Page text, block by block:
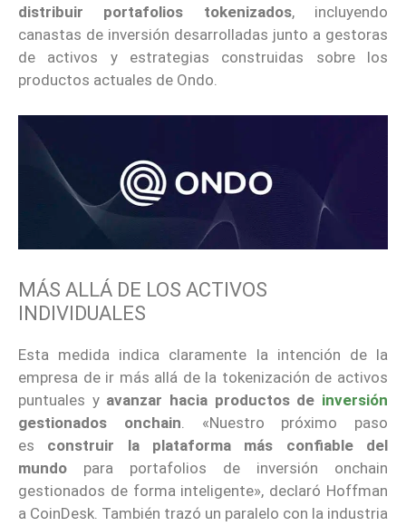
distribuir portafolios tokenizados, incluyendo
canastas de inversión desarrolladas junto a gestoras
de activos y estrategias construidas sobre los
productos actuales de Ondo.
MÁS ALLÁ DE LOS ACTIVOS
INDIVIDUALES
Esta medida indica claramente la intención de la
empresa de ir más allá de la tokenización de activos
puntuales y avanzar hacia productos de inversión
gestionados onchain. «Nuestro próximo paso
es construir la plataforma más confiable del
mundo para portafolios de inversión onchain
gestionados de forma inteligente», declaró Hoffman
a CoinDesk. También trazó un paralelo con la industria